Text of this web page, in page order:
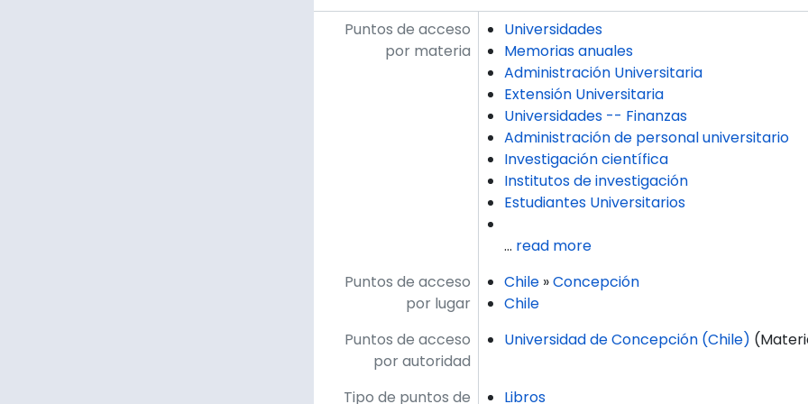
Puntos de acceso
por materia
Universidades
Memorias anuales
Administración Universitaria
Extensión Universitaria
Universidades -- Finanzas
Administración de personal universitario
Investigación científica
Institutos de investigación
Estudiantes Universitarios
… read more
Puntos de acceso
por lugar
Chile »Concepción
Chile
Puntos de acceso
por autoridad
Universidad de Concepción (Chile)
Tipo de puntos de Libros